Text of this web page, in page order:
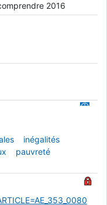
2016
inégalités
pauvreté